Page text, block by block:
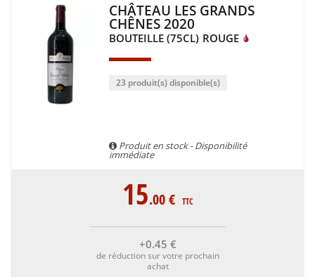
CHÂTEAU LES GRANDS
CHÊNES 2020
BOUTEILLE (75CL) ROUGE
23 produit(s) disponible(s)
Produit en stock - Disponibilité
immédiate
15.00€ TTC
+0.45 €
de réduction sur votre prochain
achat